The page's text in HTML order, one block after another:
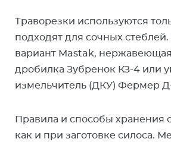
Траворезки используются
подходят для сочных
вариант Mastak, нержавеющая
дробилка Зубренок КЗ-4 или
измельчитель (ДКУ) Фермер
Правила и способы хранения
как и при заготовке силоса.